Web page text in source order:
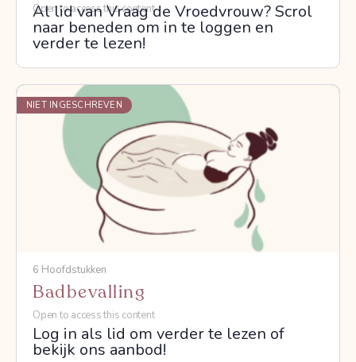
Open to access this content
Al lid van Vraag de Vroedvrouw? Scrol
naar beneden om in te loggen en
verder te lezen!
NIET INGESCHREVEN
6 Hoofdstukken
Badbevalling
Open to access this content
Log in als lid om verder te lezen of
bekijk ons aanbod!